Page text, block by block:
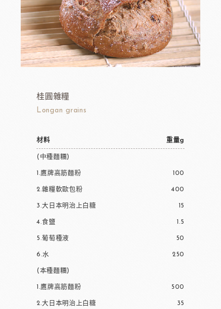
桂圓雜糧
Longan grains
材料 重量g
(中種麵糰)
1.鷹牌高筋麵粉 100
2.雜糧軟歐包粉 400
3.大日本明治上白糖 15
4.食鹽 1.5
5.葡萄種液 50
6.水 250
(本種麵糰)
1.鷹牌高筋麵粉 500
2.大日本明治上白糖 35